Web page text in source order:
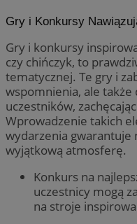
Gry i Konkursy
Gry i konkursy
czy chińczyk, to
tematycznej. Te gry i
wspomnienia, ale
uczestników,
Wprowadzenie takich
wydarzenia gwarantuje
wyjątkową atmosferę.
Konkurs na
uczestnicy mogą
na stroje